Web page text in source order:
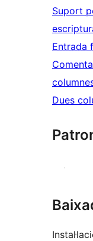
Suport
Entrada
Dues